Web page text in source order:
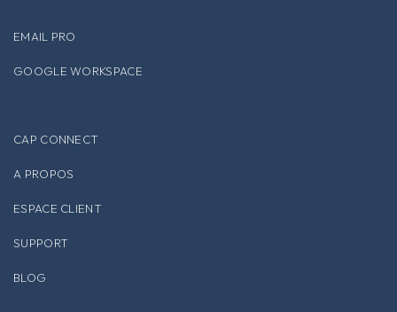
EMAIL PRO
GOOGLE WORKSPACE
CAP CONNECT
A PROPOS
ESPACE CLIENT
SUPPORT
BLOG